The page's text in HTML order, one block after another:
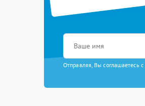
Отправляя, Вы соглашаетесь с